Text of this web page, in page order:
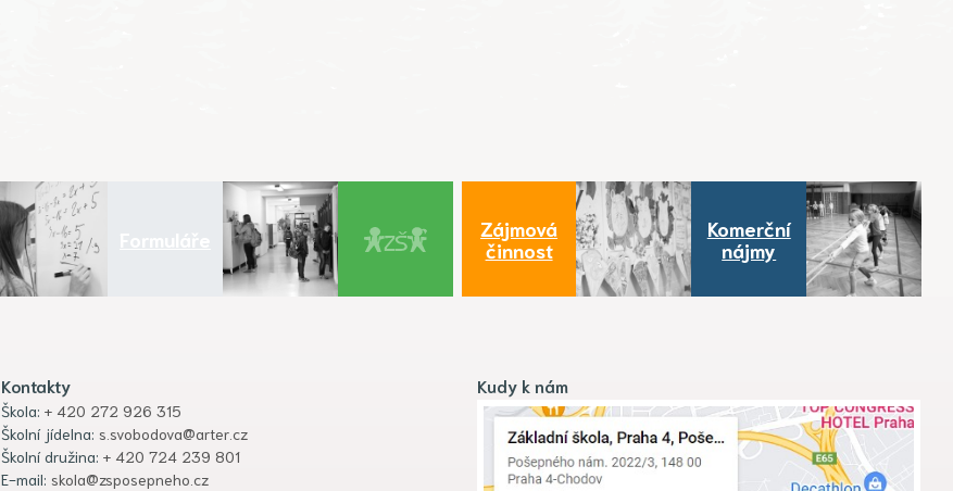
Zájmová
činnost
Komerční
nájmy
Kontakty
Škola: + 420 272 926 315
Školní jídelna: s.svobodova@arter.cz
Školní družina: + 420 724 239 801
E-mail: skola@zsposepneho.cz
Kudy k nám